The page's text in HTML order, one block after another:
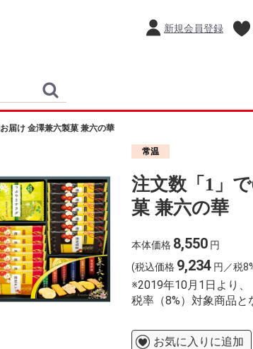
新規会員登録
届け 金澤兼六製菓 兼六の華
常温
注文数「1」
菓 兼六の華
本体価格 8,550円
(税込価格 9,234円／税
※2019年10月1日より
税率（8%）対象商品と
お気に入りに追加